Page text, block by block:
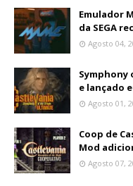
Emulador
da SEGA
Agosto 04,
e lançado
Agosto 01,
Coop de
Mod
Agosto 07,